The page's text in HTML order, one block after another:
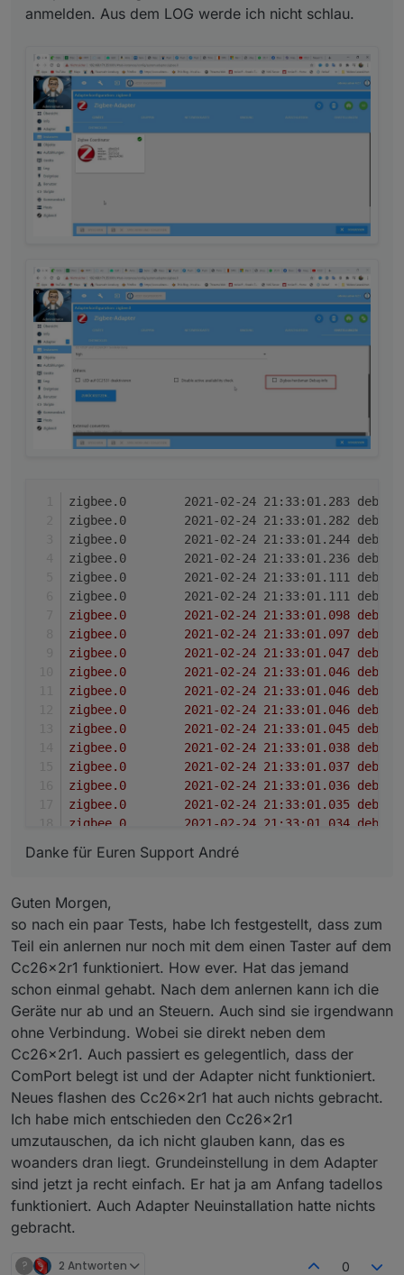
Ein interessanter Ansatz
zigbee.0	2021-02-24 21:33:01.283	debug	(30770) sendTo "getBinding" to system.adapter.admin.0 from system.adapter.zigbee.0
zigbee.0	2021-02-24 21:33:01.282	debug	(30770) getBinding result: []
zigbee.0	2021-02-24 21:33:01.244	debug	(30770) sendTo "getExclude" to system.adapter.admin.0 from system.adapter.zigbee.0
zigbee.0	2021-02-24 21:33:01.236	debug	(30770) getExclude result: []
zigbee.0	2021-02-24 21:33:01.111	debug	(30770) sendTo "getDevices" to system.adapter.admin.0 from system.adapter.zigbee.0
zigbee.0	2021-02-24 21:33:01.111	debug	(30770) getDevices result: [{"_id":"0x00124b00219fba18","icon":"img/unknown.png","paired":true,"info":{"type":"device","device":{"ID":1,"_type":"Coordinator","_ieeeAddr":"0x00124b00219fba18","_network
zigbee.0	2021-02-24 21:33:01.098	debug	(30770) sendTo "listUart" to system.adapter.admin.0 from system.adapter.zigbee.0
zigbee.0	2021-02-24 21:33:01.097	debug	(30770) List of ports: [{"comName":"/dev/ttyACM0"},{"comName":"/dev/ttyACM1"},{"comName":"/dev/ttyUSB0"},{"comName":"/dev/ttyACM2"},{"comName":"/dev/ttyAMA0"}]
zigbee.0	2021-02-24 21:33:01.047	debug	(30770) sendTo "getMap" to system.adapter.admin.0 from system.adapter.zigbee.0
zigbee.0	2021-02-24 21:33:01.046	debug	(30770) getMap result: {"lqis":[],"routing":[]}
zigbee.0	2021-02-24 21:33:01.046	debug	(30770) Get map succeeded []
zigbee.0	2021-02-24 21:33:01.046	debug	(30770) Routing table succeeded for 'Coordinator'
zigbee.0	2021-02-24 21:33:01.045	debug	(30770) Routing for 'Coordinator': {"table":[]}
zigbee.0	2021-02-24 21:33:01.038	debug	(30770) LQI succeeded for 'Coordinator'
zigbee.0	2021-02-24 21:33:01.037	debug	(30770) sendTo "getGroups" to system.adapter.admin.0 from system.adapter.zigbee.0
zigbee.0	2021-02-24 21:33:01.036	debug	(30770) getGroups result: {}
zigbee.0	2021-02-24 21:33:01.035	debug	(30770) sendTo "getCoordinatorInfo" to system.adapter.admin.0 from system.adapter.zigbee.0
zigbee.0	2021-02-24 21:33:01.034	debug	(30770) getCoorinatorInfo result: {"installSource":"iobroker.zigbee@1.4.4","channel":"14","port":"/dev/ttyACM0","type":"zStack3x0","revision":20210120,"version":"2-1.2.7.1."}
zigbee.0	2021-02-24 21:33:01.023	debug	(30770) sendTo "getLibData" to system.adapter.admin.0 from system.adapter.zigbee.0
zigbee.0	2021-02-24 21:32:59.264	debug	(30770) system.adapter.admin.0: logging true
zigbee.0	2021-02-24 21:31:03.800	debug	(30770) sendTo "getExclude" to system.adapter.admin.0 from system.adapter.zigbee.0
zigbee.0	2021-02-24 21:31:03.745	debug	(30770) sendTo "getBinding" to system.adapter.admin.0 from system.adapter.zigbee.0
zigbee.0	2021-02-24 21:31:03.744	debug	(30770) getBinding result: []
zigbee.0	2021-02-24 21:31:03.742	debug	(30770) getExclude result: []
zigbee.0	2021-02-24 21:31:03.641	debug	(30770) sendTo "listUart" to system.adapter.admin.0 from system.adapter.zigbee.0
zigbee.0	2021-02-24 21:31:03.640	debug	(30770) List of ports: [{"comName":"/dev/ttyACM0"},{"comName":"/dev/ttyACM1"},{"comName":"/dev/ttyUSB0"},{"comName":"/dev/
anmelden. Aus dem LOG werde ich nicht schlau.
Danke für Euren Support André
Guten Morgen,
so nach ein paar Tests, habe Ich festgestellt, dass zum
Teil ein anlernen nur noch mit dem einen Taster auf dem
Cc26x2r1 funktioniert. How ever. Hat das jemand
schon einmal gehabt. Nach dem anlernen kann ich die
Geräte nur ab und an Steuern. Auch sind sie irgendwann
ohne Verbindung. Wobei sie direkt neben dem
Cc26x2r1. Auch passiert es gelegentlich, dass der
ComPort belegt ist und der Adapter nicht funktioniert.
Neues flashen des Cc26x2r1 hat auch nichts gebracht.
Ich habe mich entschieden den Cc26x2r1
umzutauschen, da ich nicht glauben kann, das es
woanders dran liegt. Grundeinstellung in dem Adapter
sind jetzt ja recht einfach. Er hat ja am Anfang tadellos
funktioniert. Auch Adapter Neuinstallation hatte nichts
gebracht.
? 2 Antworten 0